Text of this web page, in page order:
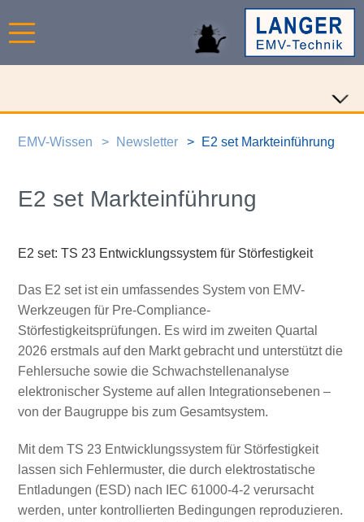
EMV-Wissen Newsletter E2 set Markteinführung
E2 set Markteinführung
E2 set: TS 23 Entwicklungssystem für Störfestigkeit
Das E2 set ist ein umfassendes System von EMV-
Werkzeugen für Pre-Compliance-
Störfestigkeitsprüfungen. Es wird im zweiten Quartal
2026 erstmals auf den Markt gebracht und unterstützt die
Fehlersuche sowie die Schwachstellenanalyse
elektronischer Systeme auf allen Integrationsebenen –
von der Baugruppe bis zum Gesamtsystem.
Mit dem TS 23 Entwicklungssystem für Störfestigkeit
lassen sich Fehlermuster, die durch elektrostatische
Entladungen (ESD) nach IEC 61000-4-2 verursacht
werden, unter kontrollierten Bedingungen reproduzieren.